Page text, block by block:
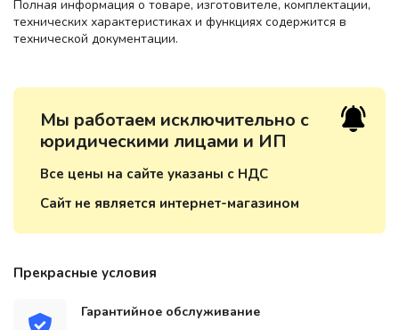
Полная информация о товаре, изготовителе, комплектации,
технических характеристиках и функциях содержится в
технической документации.
Мы работаем исключительно с
юридическими лицами и ИП
Все цены на сайте указаны с НДС
Сайт не является интернет-магазином
Прекрасные условия
Гарантийное обслуживание